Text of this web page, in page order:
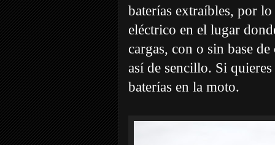
baterías extraíbles, por
eléctrico en el lugar
cargas, con o sin base
así de sencillo. Si
baterías en la moto.